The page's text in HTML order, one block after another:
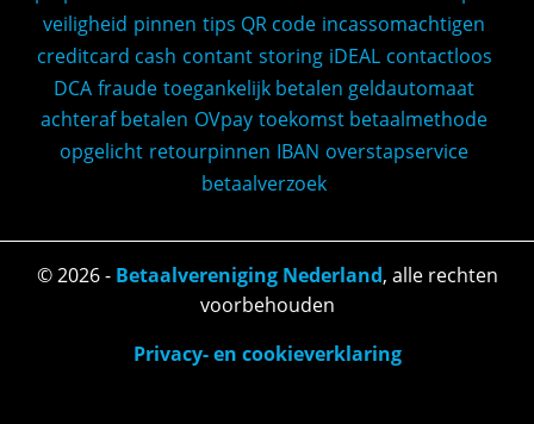
veiligheid pinnen tips QR code incassomachtigen
creditcard cash contant storing iDEAL contactloos
DCA fraude toegankelijk betalen geldautomaat
achteraf betalen OVpay toekomst betaalmethode
opgelicht retourpinnen IBAN overstapservice
betaalverzoek
©2026- Betaalvereniging Nederland, alle rechten
voorbehouden
Privacy- en cookieverklaring